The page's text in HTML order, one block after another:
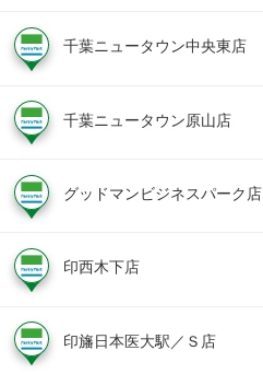
千葉ニュータウン中央東店
千葉ニュータウン原山店
グッドマンビジネスパーク店
印西木下店
印旛日本医大駅／Ｓ店